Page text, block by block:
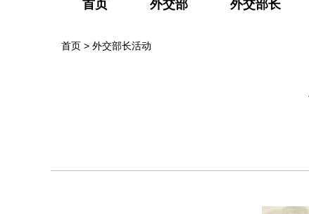
首页 外交部 外交部长
首页 > 外交部长活动